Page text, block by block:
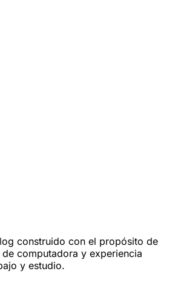
construido con el propósito de
computadora y experiencia
y estudio.